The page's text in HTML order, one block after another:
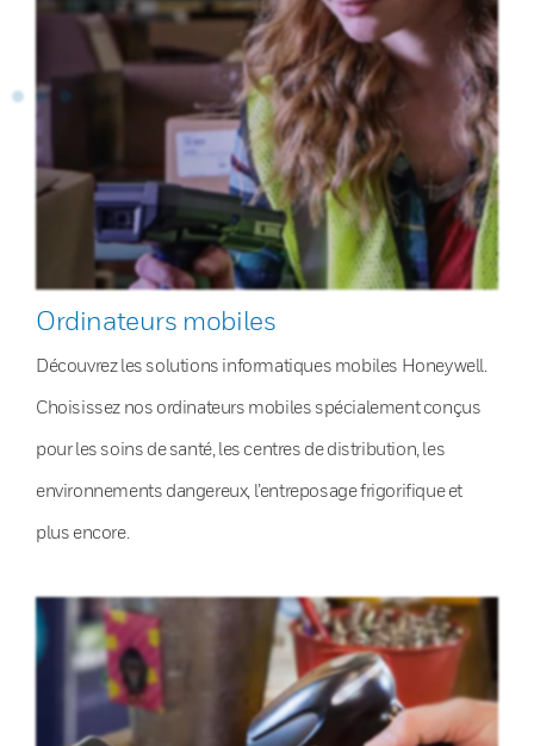
Ordinateurs mobiles
Découvrez les solutions informatiques mobiles Honeywell.
Choisissez nos ordinateurs mobiles spécialement conçus
pour les soins de santé, les centres de distribution, les
environnements dangereux, l’entreposage frigorifique et
plus encore.